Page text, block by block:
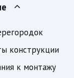
конструкции
к монтажу